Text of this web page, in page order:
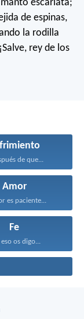
escarlata;
de espinas,
la rodilla
rey de los
de que...
Amor
es paciente...
Fe
os digo...